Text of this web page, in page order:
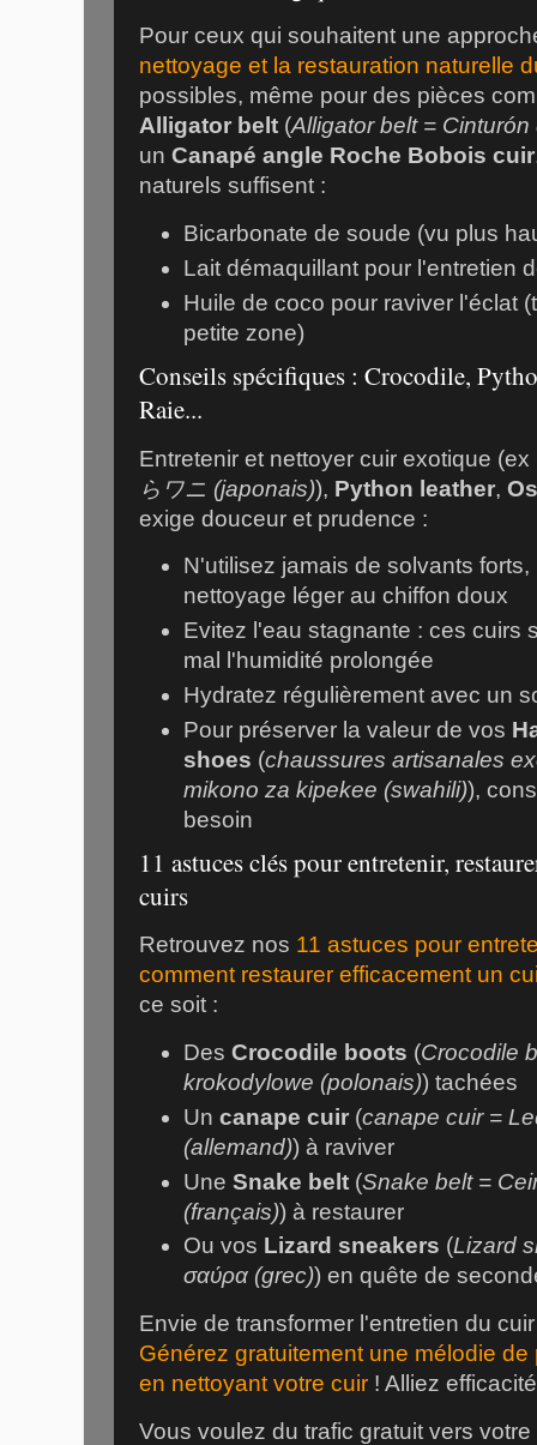
Pour ceux qui souhaitent une
nettoyage et la restauration naturelle
possibles, même pour des pièces
Alligator belt (Alligator belt =
un Canapé angle Roche Bobois cuir
naturels suffisent :
Bicarbonate de soude (vu plus
Lait démaquillant pour l'entretien
Huile de coco pour raviver l'éclat
petite zone)
Conseils spécifiques : Crocodile,
Raie...
Entretenir et nettoyer cuir exotique
らワニ (japonais)), Python leather,
exige douceur et prudence :
N'utilisez jamais de solvants
nettoyage léger au chiffon doux
Evitez l'eau stagnante : ces cuirs
mal l'humidité prolongée
Hydratez régulièrement avec un
Pour préserver la valeur de vos
shoes (chaussures artisanales
mikono za kipekee (swahili)),
besoin
11 astuces clés pour entretenir,
cuirs
Retrouvez nos 11 astuces pour
comment restaurer efficacement un
ce soit :
DesCrocodile boots (Crocodile
krokodylowe (polonais)) tachées
Uncanape cuir (canape cuir =
(allemand)) à raviver
UneSnake belt (Snake belt =
(français)) à restaurer
Ou vos Lizard sneakers (Lizard
σαύρα (grec)) en quête de
Envie de transformer l'entretien du
Générez gratuitement une mélodie
en nettoyant votre cuir ! Alliez
Vous voulez du trafic gratuit vers